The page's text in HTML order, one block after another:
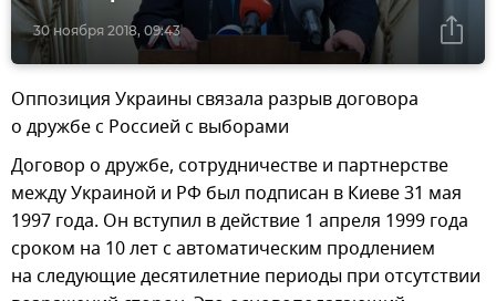
30 ноября 2018, 09:43
Оппозиция Украины связала разрыв договора
о дружбе с Россией с выборами
Договор о дружбе, сотрудничестве и партнерстве
между Украиной и РФ был подписан в Киеве 31 мая
1997 года. Он вступил в действие 1 апреля 1999 года
сроком на 10 лет с автоматическим продлением
на следующие десятилетние периоды при отсутствии